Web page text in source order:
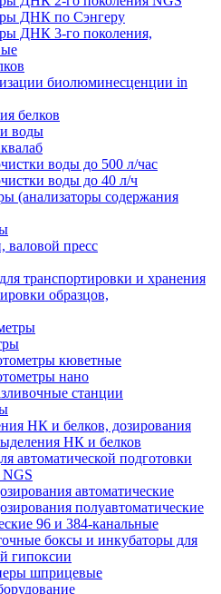
ДНК по Сэнгеру
ДНК 3-го поколения,
биолюминесценции in
белков
воды
воды до 500 л/час
воды до 40 л/ч
(анализаторы содержания
пресс
транспортировки и хранения
образцов,
кюветные
нано
станции
НК и белков, дозирования
НК и белков
автоматической подготовки
NGS
автоматические
полуавтоматические
96 и 384-канальные
боксы и инкубаторы для
гипоксии
шприцевые